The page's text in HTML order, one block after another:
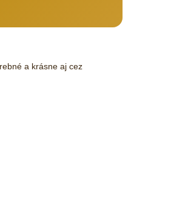
a krásne aj cez